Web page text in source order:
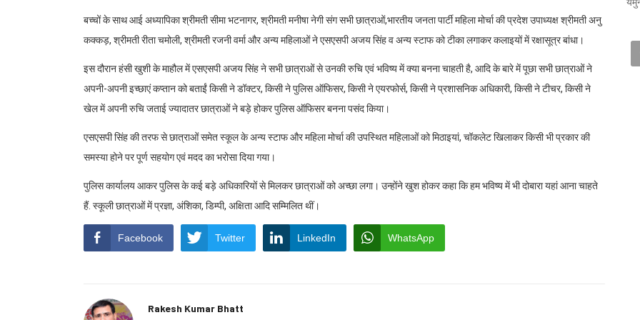
बच्चों के साथ आई अध्यापिका श्रीमती सीमा भटनागर, श्रीमती मनीषा नेगी संग सभी छात्राओं,भारतीय जनता पार्टी महिला मोर्चा की प्रदेश उपाध्यक्ष श्रीमती अनु
कक्कड़, श्रीमती रीता चमोली, श्रीमती रजनी वर्मा और अन्य महिलाओं ने एसएसपी अजय सिंह व अन्य स्टाफ को टीका लगाकर कलाइयों में रक्षासूत्र बांधा।
इस दौरान हंसी खुशी के माहौल में एसएसपी अजय सिंह ने सभी छात्राओं से उनकी रुचि एवं भविष्य में क्या बनना चाहती है, आदि के बारे में पूछा सभी छात्राओं ने
अपनी-अपनी इच्छाएं कप्तान को बताईं किसी ने डॉक्टर, किसी ने पुलिस ऑफिसर, किसी ने एयरफोर्स, किसी ने प्रशासनिक अधिकारी, किसी ने टीचर, किसी ने
खेल में अपनी रुचि जताई ज्यादातर छात्राओं ने बड़े होकर पुलिस ऑफिसर बनना पसंद किया।
एसएसपी सिंह की तरफ से छात्राओं समेत स्कूल के अन्य स्टाफ और महिला मोर्चा की उपस्थित महिलाओं को मिठाइयां, चॉकलेट खिलाकर किसी भी प्रकार की
समस्या होने पर पूर्ण सहयोग एवं मदद का भरोसा दिया गया।
पुलिस कार्यालय आकर पुलिस के कई बड़े अधिकारियों से मिलकर छात्राओं को अच्छा लगा। उन्होंने खुश होकर कहा कि हम भविष्य में भी दोबारा यहां आना चाहते
हैं. स्कूली छात्राओं में प्रज्ञा, अंशिका, डिम्पी, अक्षिता आदि सम्मिलित थीं।
Facebook Twitter LinkedIn WhatsApp
Rakesh Kumar Bhatt